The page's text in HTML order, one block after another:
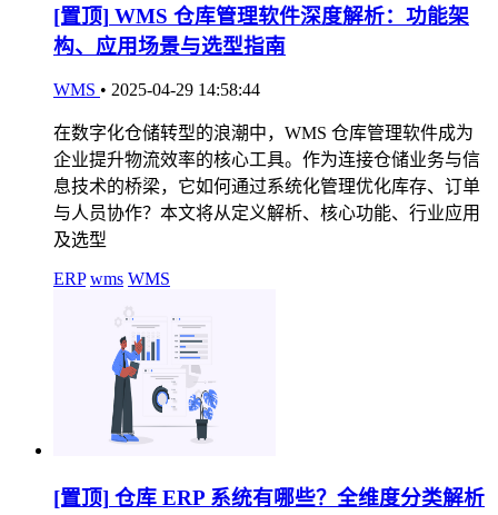
[置顶] WMS 仓库管理软件深度解析：功能架
构、应用场景与选型指南
WMS • 2025-04-29 14:58:44
在数字化仓储转型的浪潮中，WMS 仓库管理软件成为
企业提升物流效率的核心工具。作为连接仓储业务与信
息技术的桥梁，它如何通过系统化管理优化库存、订单
与人员协作？本文将从定义解析、核心功能、行业应用
及选型
ERP wms WMS
[置顶] 仓库 ERP 系统有哪些？全维度分类解析